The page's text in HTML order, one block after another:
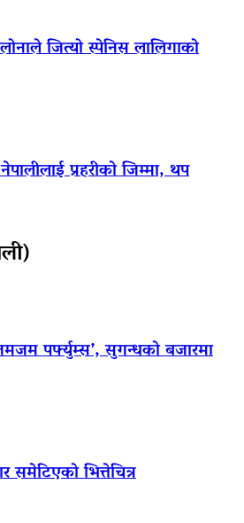
जित्यो स्पेनिस लालिगाको
प्रहरीको जिम्मा, थप
पर्फ्युम्स’, सुगन्धको बजारमा
समेटिएको भित्तेचित्र